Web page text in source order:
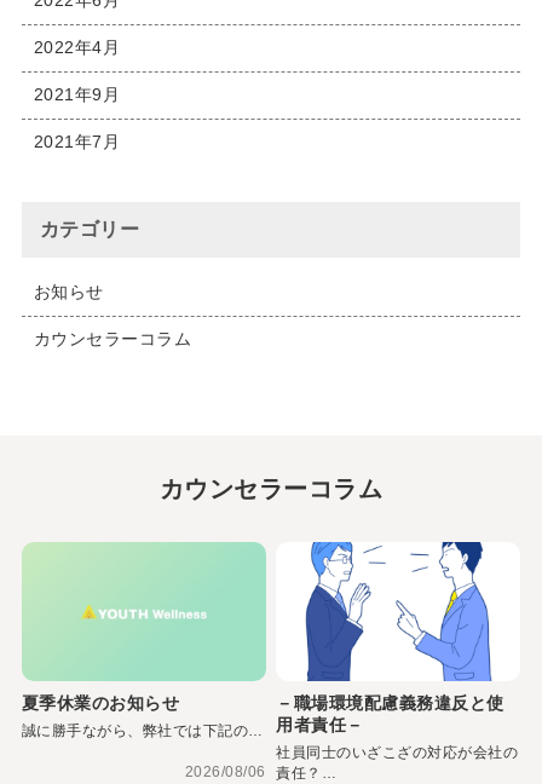
2022年4月
2021年9月
2021年7月
カテゴリー
お知らせ
カウンセラーコラム
カウンセラーコラム
夏季休業のお知らせ
誠に勝手ながら、弊社では下記の…
2026/08/06
－職場環境配慮義務違反と使
用者責任－
社員同士のいざこざの対応が会社の
責任？…